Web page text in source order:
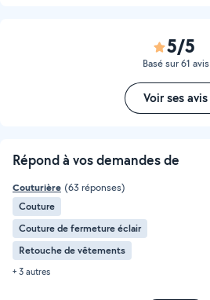
5/5
Basé sur 61 avis
Voir ses avis
Répond à vos demandes de
Couturière (63 réponses)
Couture
Couture de fermeture éclair
Retouche de vêtements
+ 3 autres